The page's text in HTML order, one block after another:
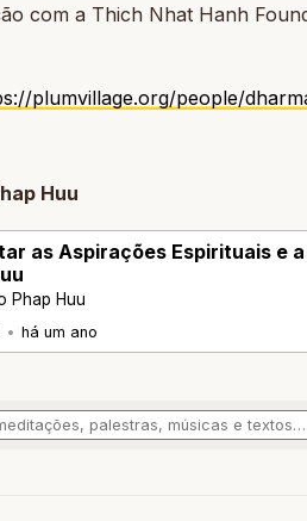
com a Thich Nhat Hanh
plumvillage.org/people/
Huu
as Aspirações Espirituais e
Phap Huu
• há um ano